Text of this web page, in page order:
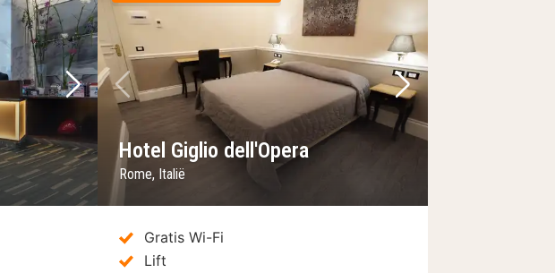
Volgende foto
Vorige foto
Volgende foto
Hotel Giglio dell'Opera
Rome, Italië
Gratis Wi-Fi
Lift